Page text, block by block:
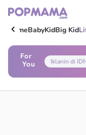
HomeBabyKidBig Kid
For
You
Iklanin di